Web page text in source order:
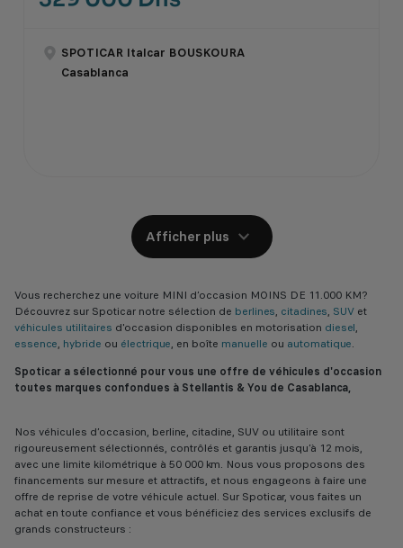
SPOTICAR Italcar BOUSKOURA
Casablanca
Afficher plus
Vous recherchez une voiture MINI d’occasion MOINS DE 11.000 KM?
Découvrez sur Spoticar notre sélection de berlines, citadines, SUV et
véhicules utilitaires d'occasion disponibles en motorisation diesel,
essence, hybride ou électrique, en boîte manuelle ou automatique.
Spoticar a sélectionné pour vous une offre de véhicules d'occasion
toutes marques confondues à Stellantis & You de Casablanca,
Nos véhicules d’occasion, berline, citadine, SUV ou utilitaire sont
rigoureusement sélectionnés, contrôlés et garantis jusqu’à 12 mois,
avec une limite kilométrique à 50 000 km. Nous vous proposons des
financements sur mesure et attractifs, et nous engageons à faire une
offre de reprise de votre véhicule actuel. Sur Spoticar, vous faites un
achat en toute confiance et vous bénéficiez des services exclusifs de
grands constructeurs :